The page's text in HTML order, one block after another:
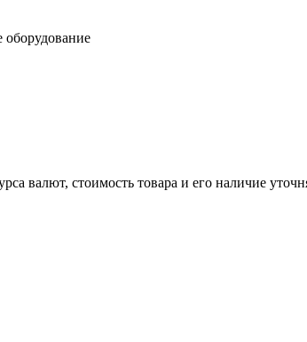
оборудование
валют, стоимость товара и его наличие